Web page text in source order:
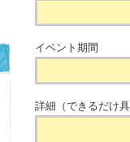
イベント期間
詳細（できるだけ